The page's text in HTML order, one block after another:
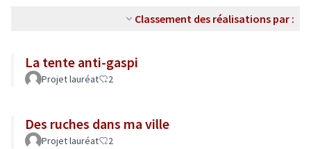
Classement des réalisations par :
La tente anti-gaspi
Projet lauréat 2
Des ruches dans ma ville
Projet lauréat 2